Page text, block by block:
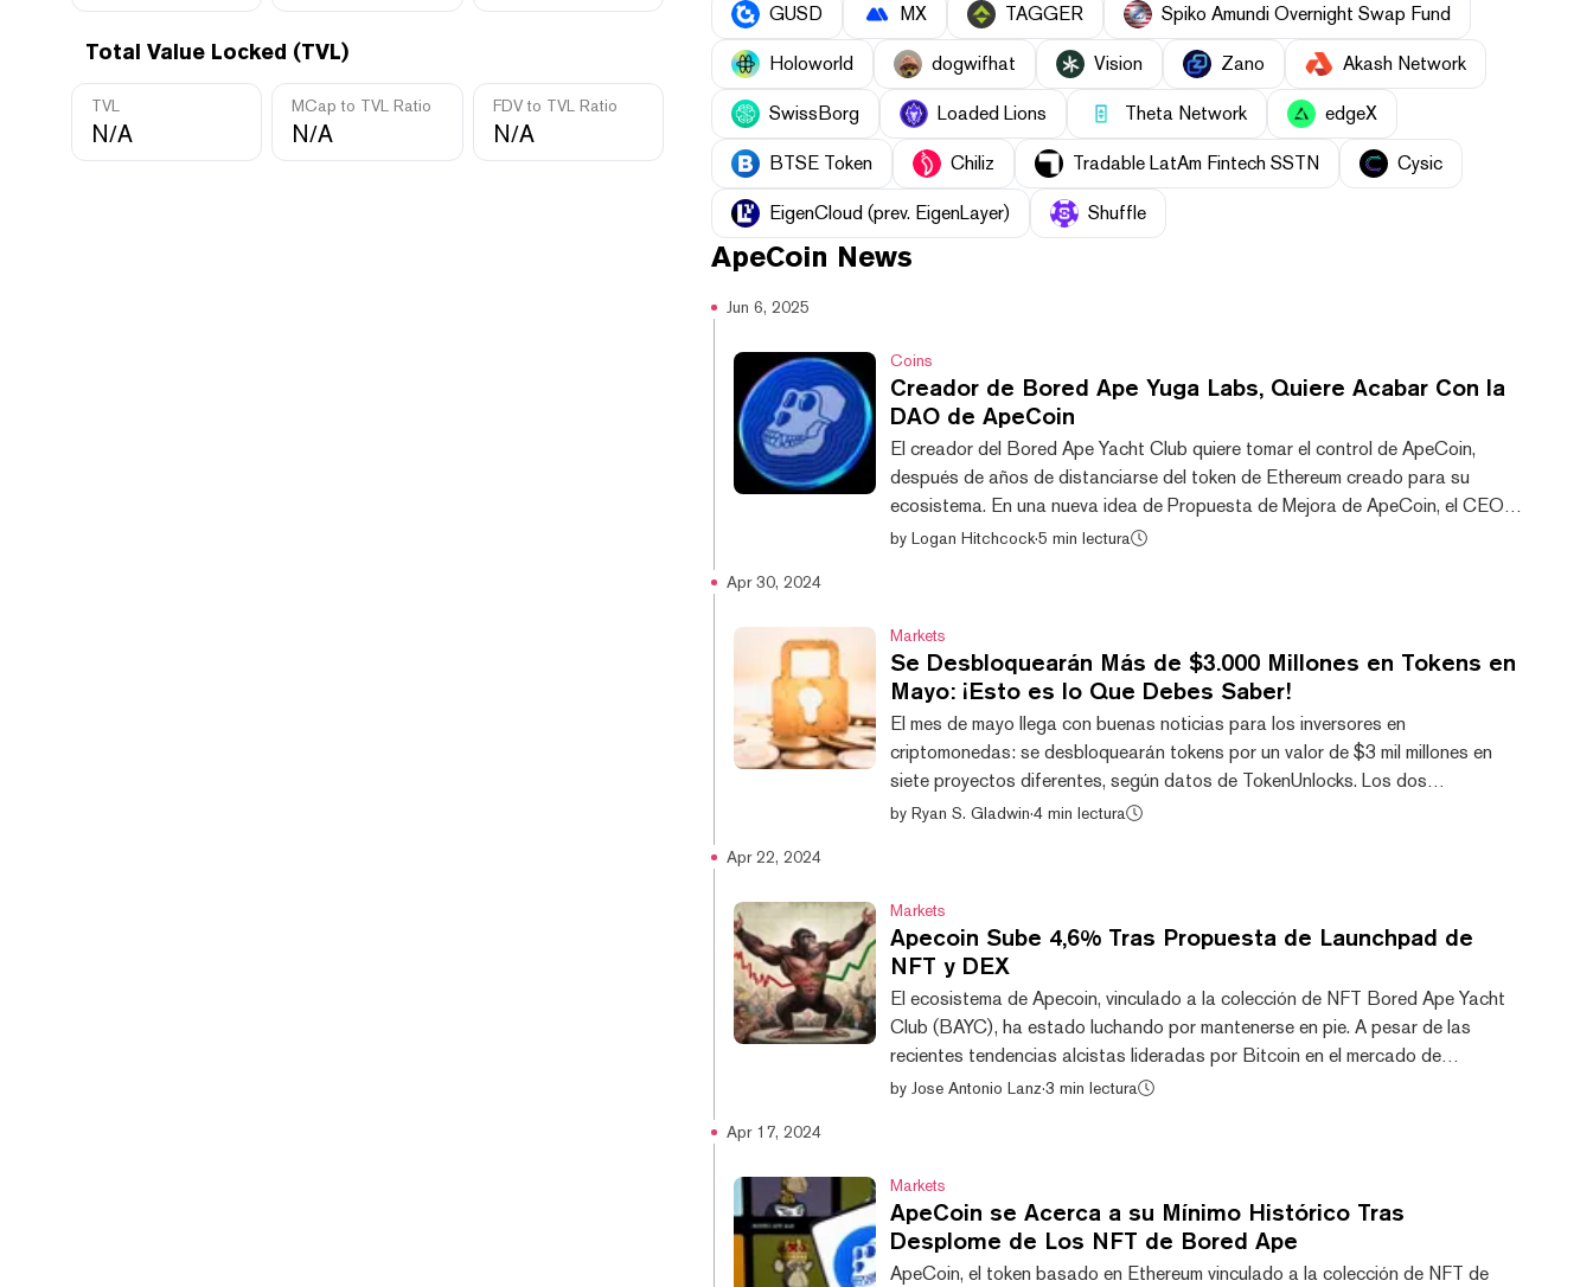
Total Value Locked (TVL)
TVL
N/A
MCap to TVL Ratio
N/A
FDV to TVL Ratio
N/A
GUSD MX TAGGER Spiko Amundi Overnight Swap Fund
Holoworld dogwifhat Vision Zano Akash Network
SwissBorg Loaded Lions Theta Network edgeX
BTSE Token Chiliz Tradable LatAm Fintech SSTN Cysic
EigenCloud (prev. EigenLayer) Shuffle
ApeCoin News
Jun 6, 2025
Coins
Creador de Bored Ape Yuga Labs, Quiere Acabar Con la
DAO de ApeCoin
El creador del Bored Ape Yacht Club quiere tomar el control de ApeCoin,
después de años de distanciarse del token de Ethereum creado para su
ecosistema. En una nueva idea de Propuesta de Mejora de ApeCoin, el CEO y
cofundador de Yuga Labs, Greg Solano (también conocido como Garga),
by Logan Hitchcock·5 min lectura
Apr 30, 2024
Markets
Se Desbloquearán Más de $3.000 Millones en Tokens en
Mayo: ¡Esto es lo Que Debes Saber!
El mes de mayo llega con buenas noticias para los inversores en
criptomonedas: se desbloquearán tokens por un valor de $3 mil millones en
siete proyectos diferentes, según datos de TokenUnlocks. Los dos
desbloqueos más grandes serán de la red de oráculo DeFi Pyth y la
o años. P...
by Ryan S. Gladwin·4 min lectura
Apr 22, 2024
Markets
Apecoin Sube 4,6% Tras Propuesta de Launchpad de
NFT y DEX
El ecosistema de Apecoin, vinculado a la colección de NFT Bored Ape Yacht
Club (BAYC), ha estado luchando por mantenerse en pie. A pesar de las
recientes tendencias alcistas lideradas por Bitcoin en el mercado de
criptomonedas, Apecoin ($APE) no ha logrado recuperar un impulso
by Jose Antonio Lanz·3 min lectura
Apr 17, 2024
Markets
ApeCoin se Acerca a su Mínimo Histórico Tras
Desplome de Los NFT de Bored Ape
ApeCoin, el token basado en Ethereum vinculado a la colección de NFT de